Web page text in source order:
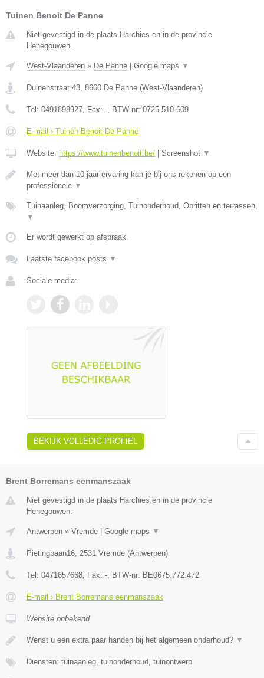
Tuinen Benoit De Panne
Niet gevestigd in de plaats Harchies en in de provincie
Henegouwen.
West-Vlaanderen » De Panne | Google maps ▼
Duinenstraat 43 8660 De Panne (West-Vlaanderen)
Tel: 0491898927 , Fax: - , BTW-nr: 0725.510.609
E-mail › Tuinen Benoit De Panne
Website: https://www.tuinenbenoit.be/ | Screenshot ▼
Met meer dan 10 jaar ervaring kan je bij ons rekenen op een
professionele ▼
Tuinaanleg, Boomverzorging, Tuinonderhoud, Opritten en terrassen,
▼
Er wordt gewerkt op afspraak.
Laatste facebook posts ▼
Sociale media:
BEKIJK VOLLEDIG PROFIEL
Brent Borremans eenmanszaak
Niet gevestigd in de plaats Harchies en in de provincie
Henegouwen.
Antwerpen » Vremde Google maps ▼
Pietingbaan16, 2531 Vremde (Antwerpen)
Tel: 0471657668, Fax: -, BTW-nr: BE0675.772.472
E-mail › Brent Borremans eenmanszaak
Website onbekend
Wenst u een extra paar handen bij het algemeen onderhoud? ▼
Diensten: tuinaanleg, tuinonderhoud, tuinontwerp